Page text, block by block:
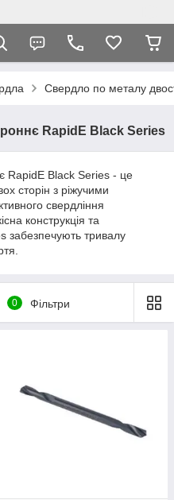
Свердло по металу
RapidE Black Series
RapidE Black Series - це
сторін з ріжучими
свердління
конструкція та
забезпечують тривалу
0 Фільтри